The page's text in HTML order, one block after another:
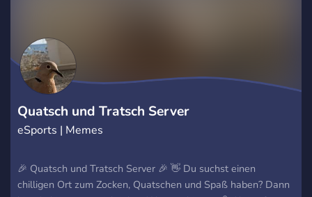
Quatsch und Tratsch Server
eSports | Memes
🎉 Quatsch und Tratsch Server 🎉 👋 Du suchst einen
chilligen Ort zum Zocken, Quatschen und Spaß haben? Dann